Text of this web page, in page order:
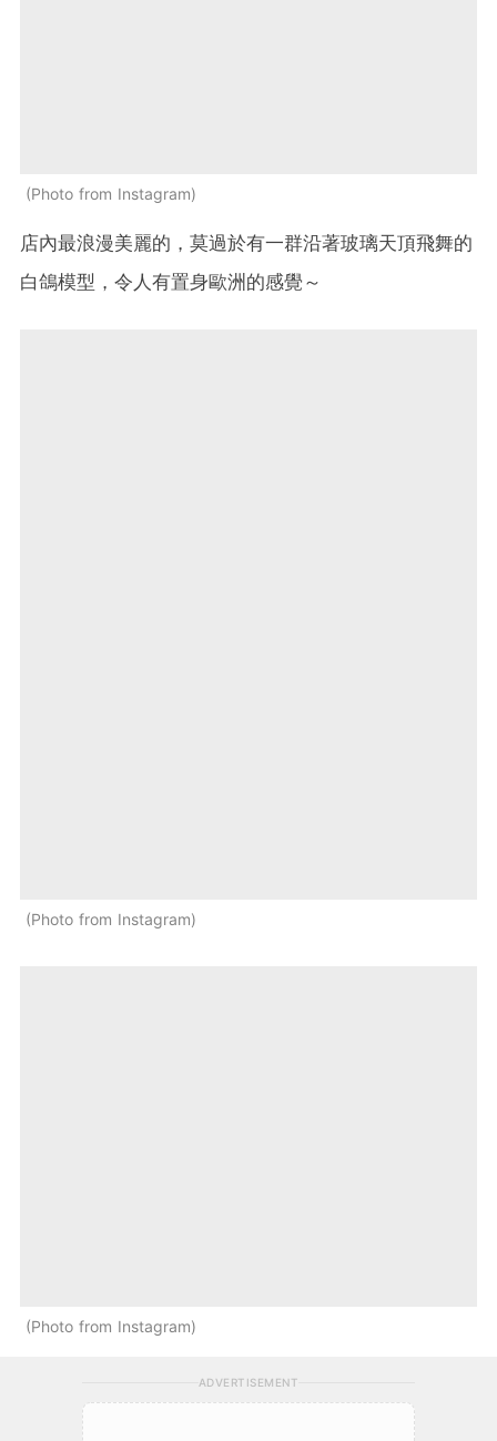
Photo from Instagram
店內最浪漫美麗的，莫過於有一群沿著玻璃天頂飛舞的
白鴿模型，令人有置身歐洲的感覺～
Photo from Instagram
Photo from Instagram
ADVERTISEMENT